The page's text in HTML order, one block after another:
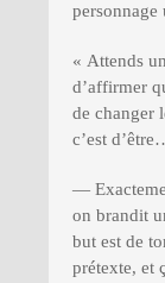
« Attends
d’affirmer
de changer
c’est
—
on brandit
but est de
prétexte, et